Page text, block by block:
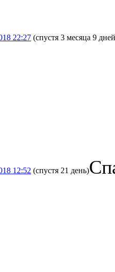
22:27 (спустя 3 месяца 9
12:52 (спустя 21 день)